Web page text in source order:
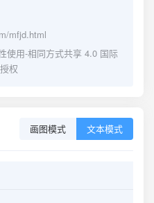
mfjd.html
使用-相同方式共享 4.0 国际
权
画图模式 文本模式